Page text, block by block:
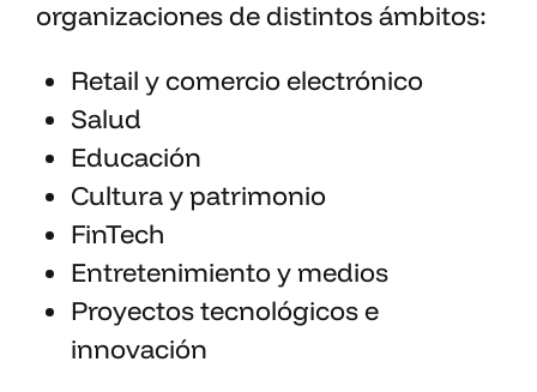
organizaciones de distintos ámbitos:
Retail y comercio electrónico
Salud
Educación
Cultura y patrimonio
FinTech
Entretenimiento y medios
Proyectos tecnológicos e
innovación